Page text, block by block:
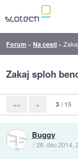
Forum » Na cesti »
Zakaj sploh
«« « 3 / 15
Buggy
::26. dec 2014,